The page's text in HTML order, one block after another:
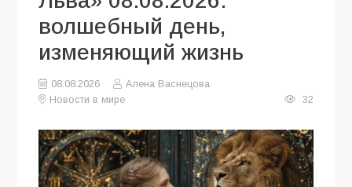
волшебный день,
изменяющий жизнь
08.08.2026
Алена Васнецова
Новости в мире
32